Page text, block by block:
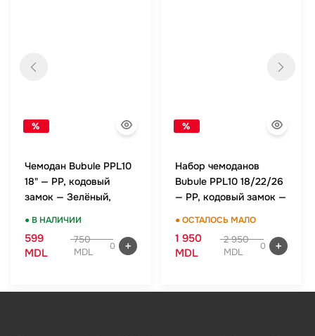
%
Чемодан Bubule PPL10
18" — PP, кодовый
замок — Зелёный,
● В НАЛИЧИИ
599
MDL
750
MDL
0
%
Набор чемоданов
Bubule PPL10 18/22/26
— PP, кодовый замок —
● ОСТАЛОСЬ МАЛО
1 950
MDL
2 950
MDL
0